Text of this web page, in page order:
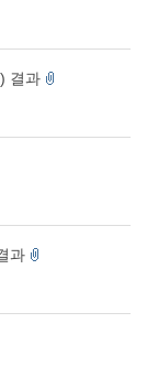
결과
과